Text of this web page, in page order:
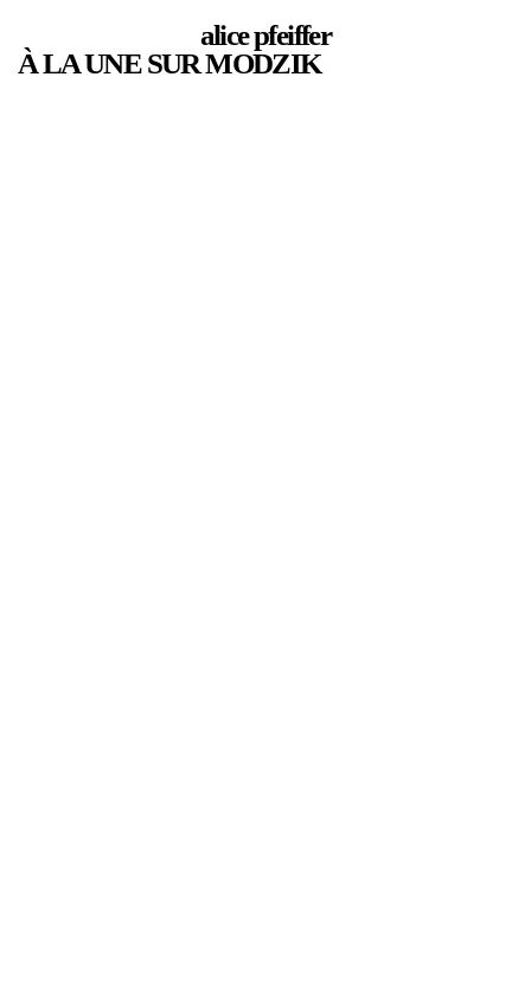
alice pfeiffer
À LA UNE SUR MODZIK